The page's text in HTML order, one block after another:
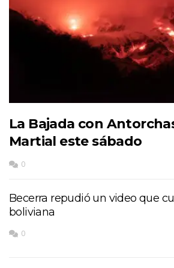
La Bajada con
Martial este sábado
0
Becerra repudió un video que
boliviana
0